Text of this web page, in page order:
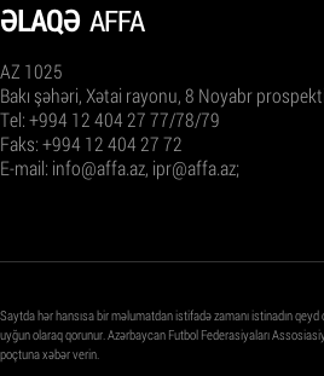
ƏLAQƏ AFFA
AZ 1025
Bakı şəhəri, Xətai rayonu, 8 Noyabr
Tel: +994 12 404 27 77/78/79
Faks: +994 12 404 27 72
E-mail: info@affa.az, ipr@affa.az;
Saytda hər hansısa bir məlumatdan istifadə zamanı istinadın
uyğun olaraq qorunur. Azərbaycan Futbol Federasiyaları
poçtuna xəbər verin.